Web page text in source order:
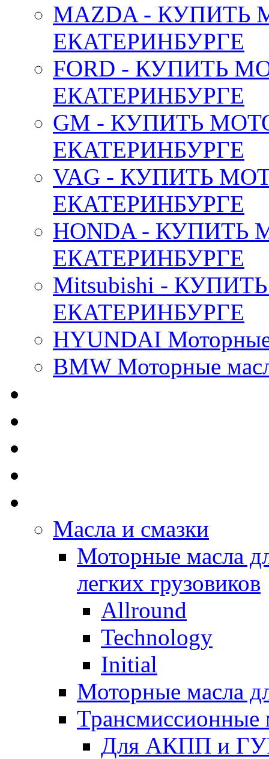
MAZDA -
ЕКАТЕРИНБУРГЕ
FORD - КУПИТЬ
ЕКАТЕРИНБУРГЕ
GM - КУПИТЬ
ЕКАТЕРИНБУРГЕ
VAG - КУПИТЬ
ЕКАТЕРИНБУРГЕ
HONDA -
ЕКАТЕРИНБУРГЕ
Mitsubishi -
ЕКАТЕРИНБУРГЕ
HYUNDAI
BMW Моторные
Масла и смазки
Моторные масла
легких грузовиков
Allround
Technology
Initial
Моторные масла
Трансмиссионные
Для АКПП и